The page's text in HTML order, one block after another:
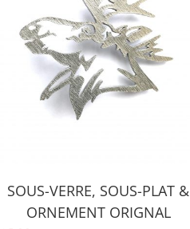
SOUS-VERRE, SOUS-PLAT &
ORNEMENT ORIGNAL